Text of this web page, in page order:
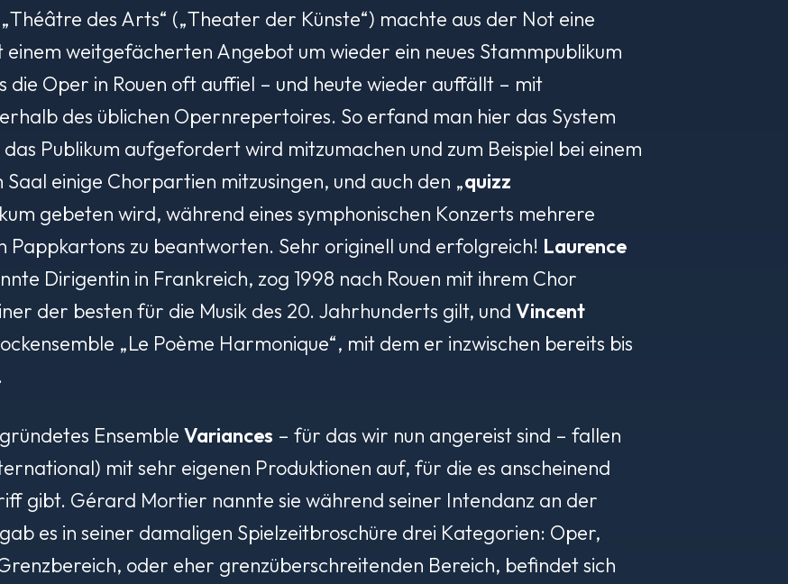
des Arts“ („Theater der Künste“) machte aus der Not eine
einem weitgefächerten Angebot um wieder ein neues Stammpublikum
die Oper in Rouen oft auffiel – und heute wieder auffällt – mit
des üblichen Opernrepertoires. So erfand man hier das System
das Publikum aufgefordert wird mitzumachen und zum Beispiel bei einem
einige Chorpartien mitzusingen, und auch den „quizz
gebeten wird, während eines symphonischen Konzerts mehrere
Pappkartons zu beantworten. Sehr originell und erfolgreich! Laurence
Dirigentin in Frankreich, zog 1998 nach Rouen mit ihrem Chor
der besten für die Musik des 20. Jahrhunderts gilt, und Vincent
„Le Poème Harmonique“, mit dem er inzwischen bereits bis
Ensemble Variances – für das wir nun angereist sind – fallen
mit sehr eigenen Produktionen auf, für die es anscheinend
gibt. Gérard Mortier nannte sie während seiner Intendanz an der
gab es in seiner damaligen Spielzeitbroschüre drei Kategorien: Oper,
oder eher grenzüberschreitenden Bereich, befindet sich